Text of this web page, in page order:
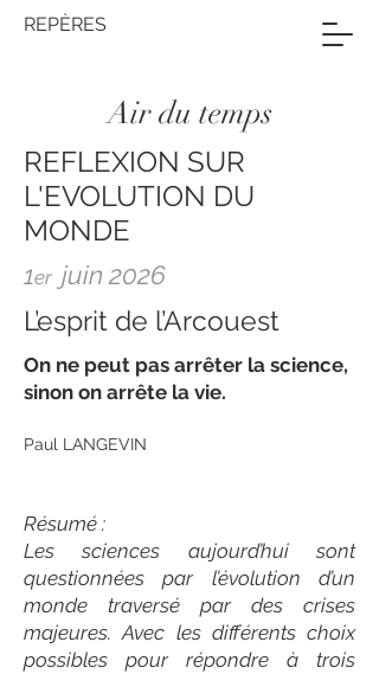
REPÈRES
Air du temps
REFLEXION SUR
L'EVOLUTION DU
MONDE
1er juin 2026
L’esprit de l’Arcouest
On ne peut pas arrêter la science,
sinon on arrête la vie.
Paul LANGEVIN
Résumé :
Les sciences aujourd’hui sont
questionnées par l’évolution d’un
monde traversé par des crises
majeures. Avec les différents choix
possibles pour répondre à trois